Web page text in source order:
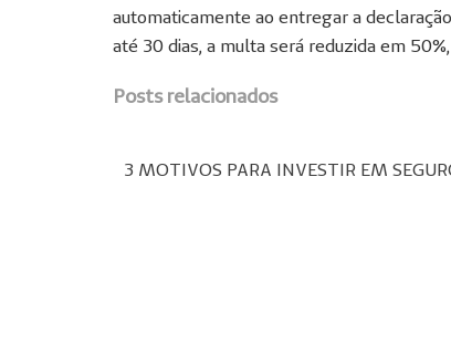
automaticamente ao entregar a
até 30 dias, a multa será reduzida em
Posts relacionados
3 MOTIVOS PARA INVESTIR EM